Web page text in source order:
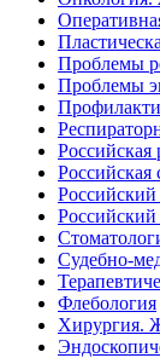
Проблемы
Проблемы
Российская
Российская
Российский
Судебно-
Флебология
Хирургия.